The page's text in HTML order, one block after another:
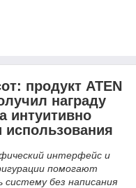
продукт ATEN
награду
интуитивно
интерфейс и
помогают
без написания